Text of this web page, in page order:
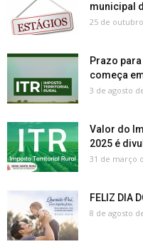
municipal
25 de
Prazo
começa
3 de agosto
Valor do
2025 é
31 de março
FELIZ DIA
8 de agosto